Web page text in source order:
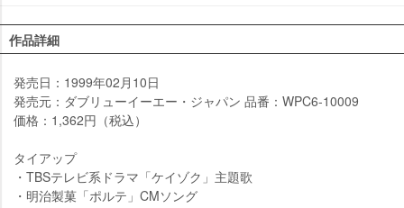
作品詳細
発売日：1999年02月10日
発売元：ダブリューイーエー・ジャパン 品番：WPC6-10009
価格：1,362円（税込）
タイアップ
・TBSテレビ系ドラマ「ケイゾク」主題歌
・明治製菓「ポルテ」CMソング